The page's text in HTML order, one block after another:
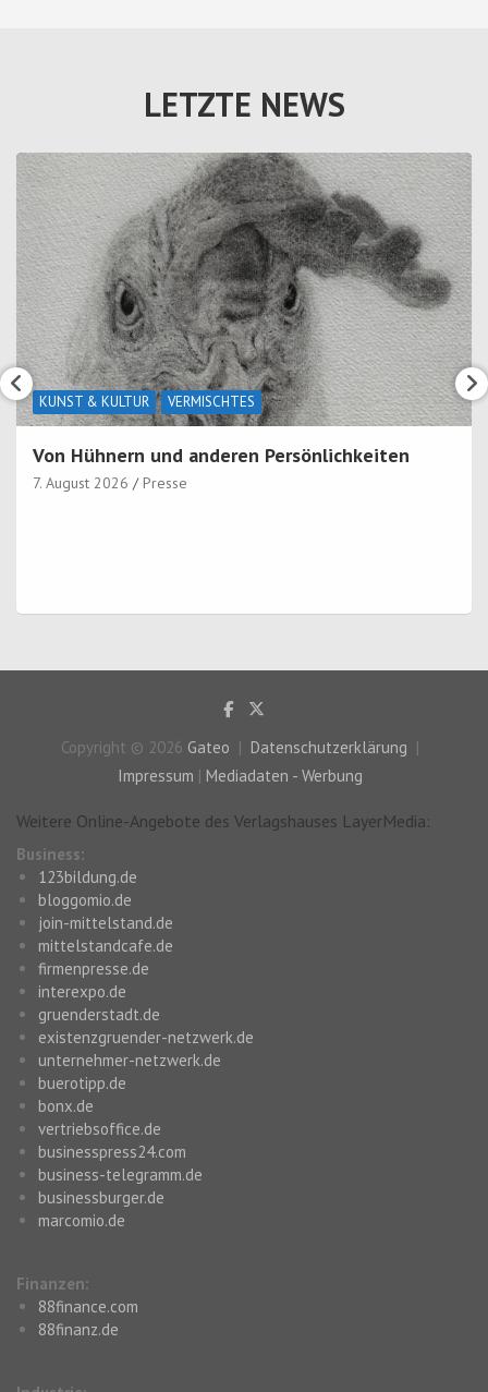
LETZTE NEWS
KUNST & KULTUR VERMISCHTES
Von Hühnern und anderen Persönlichkeiten
7. August 2026 Presse
Copyright © 2026 Gateo
Datenschutzerklärung
Impressum | Mediadaten - Werbung
Weitere Online-Angebote des Verlagshauses LayerMedia:
Business:
123bildung.de
bloggomio.de
join-mittelstand.de
mittelstandcafe.de
firmenpresse.de
interexpo.de
gruenderstadt.de
existenzgruender-netzwerk.de
unternehmer-netzwerk.de
buerotipp.de
bonx.de
vertriebsoffice.de
businesspress24.com
business-telegramm.de
businessburger.de
marcomio.de
Finanzen:
88finance.com
88finanz.de